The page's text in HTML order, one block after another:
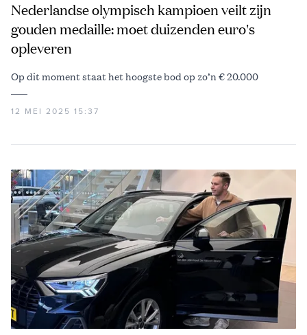
Nederlandse olympisch kampioen veilt zijn
gouden medaille: moet duizenden euro's
opleveren
Op dit moment staat het hoogste bod op zo’n € 20.000
12 MEI 2025 15:37